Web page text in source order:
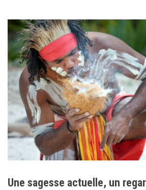
Une sagesse actuelle, un